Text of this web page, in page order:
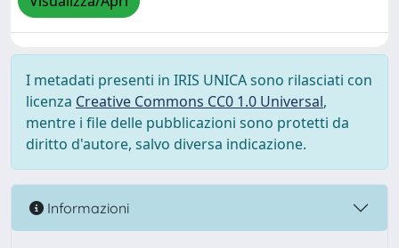
I metadati presenti in IRIS UNICA sono rilasciati con
licenza Creative Commons CC0 1.0 Universal,
mentre i file delle pubblicazioni sono protetti da
diritto d'autore, salvo diversa indicazione.
Informazioni